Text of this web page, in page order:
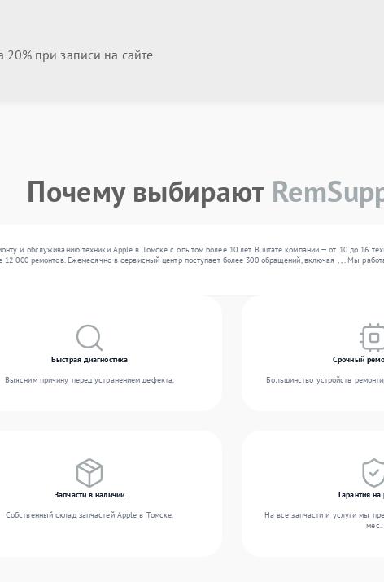
20% при записи на сайте
Почему выбирают
и обслуживанию техники Apple в Томске с опытом более 10 лет. В штате компании — от 10 до 16
000 ремонтов. Ежемесячно в сервисный центр поступает более 300 обращений, включая , , . Мы
Быстрая диагностика
Выясним причину перед устранением дефекта.
Срочный
Большинство устройств
Запчасти в наличии
Собственный склад запчастей Apple в Томске.
Гарантия
На все запчасти и услуги мы
мес.